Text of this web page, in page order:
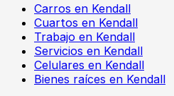
Carros en Kendall
Cuartos en Kendall
Trabajo en Kendall
Servicios en Kendall
Celulares en Kendall
Bienes raíces en Kendall